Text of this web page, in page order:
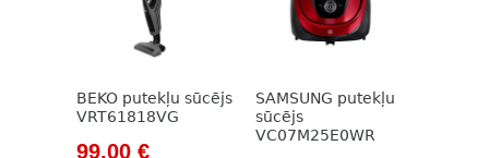
BEKO putekļu sūcējs
VRT61818VG
Original
99,00 €Current
SAMSUNG putekļu
sūcējs
VC07M25E0WR